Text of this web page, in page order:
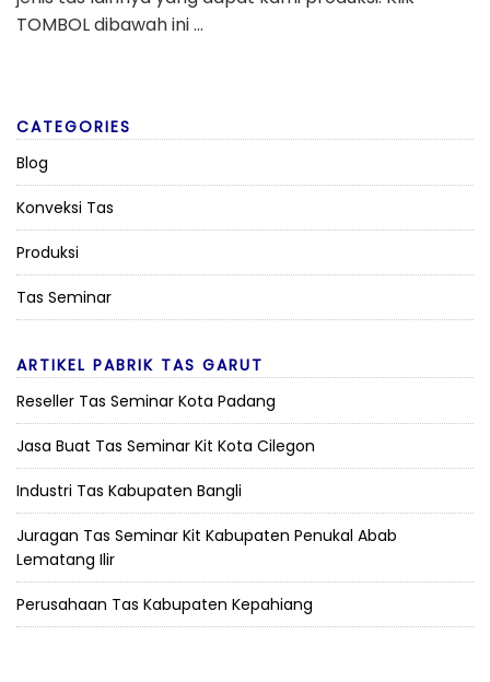
TOMBOL dibawah ini …
CATEGORIES
Blog
Konveksi Tas
Produksi
Tas Seminar
ARTIKEL PABRIK TAS GARUT
Reseller Tas Seminar Kota Padang
Jasa Buat Tas Seminar Kit Kota Cilegon
Industri Tas Kabupaten Bangli
Juragan Tas Seminar Kit Kabupaten Penukal Abab
Lematang Ilir
Perusahaan Tas Kabupaten Kepahiang